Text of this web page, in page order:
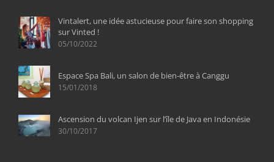
Vintalert, une idée astucieuse pour faire son shopping
sur Vinted !
05/10/2022
Espace Spa Bali, un salon de bien-être à Canggu
15/01/2018
Ascension du volcan Ijen sur l’île de Java en Indonésie
30/10/2017